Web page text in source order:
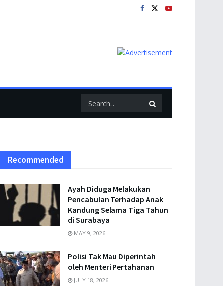
Recommended
Ayah Diduga Melakukan
Pencabulan Terhadap Anak
Kandung Selama Tiga Tahun
di Surabaya
MAY 9, 2026
Polisi Tak Mau Diperintah
oleh Menteri Pertahanan
JULY 18, 2026